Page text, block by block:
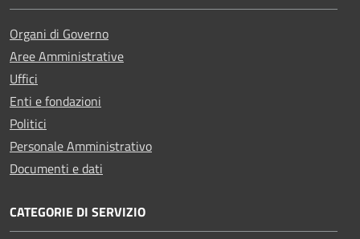
Organi di Governo
Aree Amministrative
Uffici
Enti e fondazioni
Politici
Personale Amministrativo
Documenti e dati
CATEGORIE DI SERVIZIO